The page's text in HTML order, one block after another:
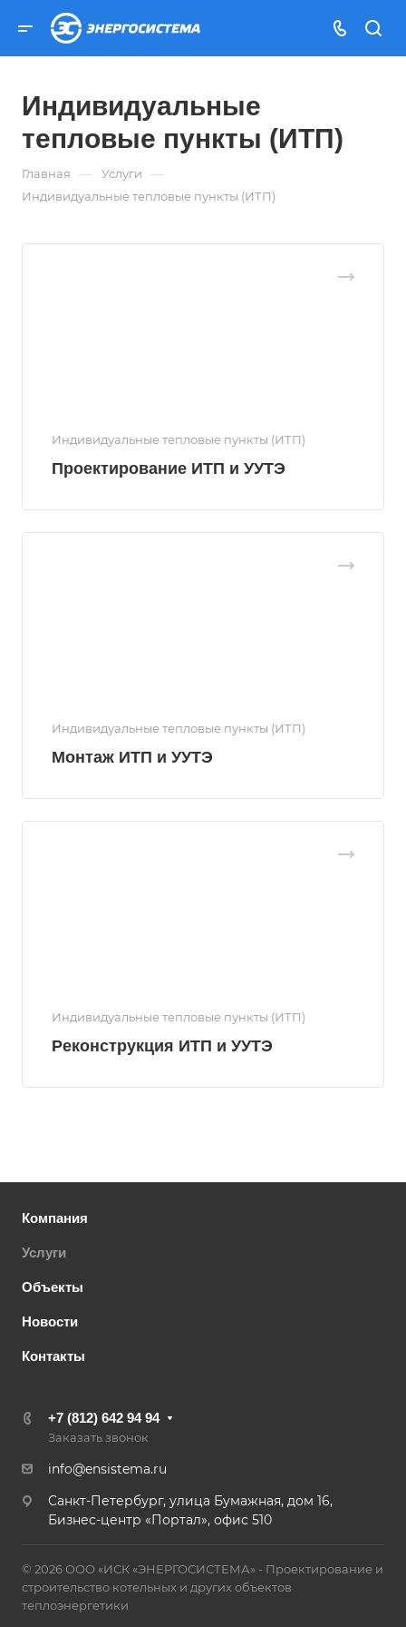
Индивидуальные
тепловые пункты (ИТП)
Главная — Услуги —
Индивидуальные тепловые пункты (ИТП)
Индивидуальные тепловые пункты (ИТП)
Проектирование ИТП и УУТЭ
Индивидуальные тепловые пункты (ИТП)
Монтаж ИТП и УУТЭ
Индивидуальные тепловые пункты (ИТП)
Реконструкция ИТП и УУТЭ
Компания
Услуги
Объекты
Новости
Контакты
+7 (812) 642 94 94
Заказать звонок
info@ensistema.ru
Санкт-Петербург, улица Бумажная, дом 16,
Бизнес-центр «Портал», офис 510
© 2026 ООО «ИСК «ЭНЕРГОСИСТЕМА» - Проектирование и
строительство котельных и других объектов
теплоэнергетики